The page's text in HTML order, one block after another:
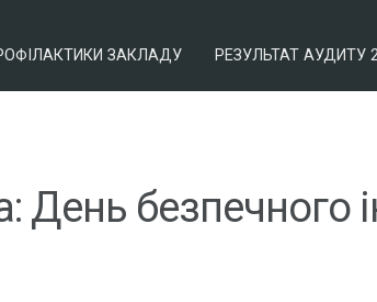
ЗАКЛАДУ РЕЗУЛЬТАТ АУДИТУ
День безпечного